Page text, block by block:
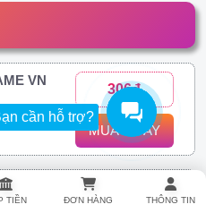
cần hỗ trợ?
TIỀN ĐƠN HÀNG THÔNG TIN
VN
306đ
MUA NGAY
|
306đ